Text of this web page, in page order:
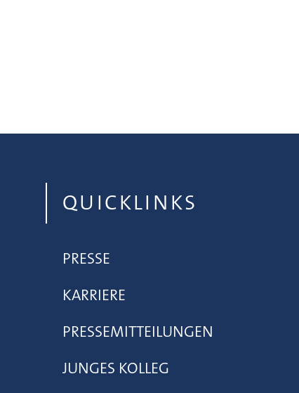
QUICKLINKS
PRESSE
KARRIERE
PRESSEMITTEILUNGEN
JUNGES KOLLEG